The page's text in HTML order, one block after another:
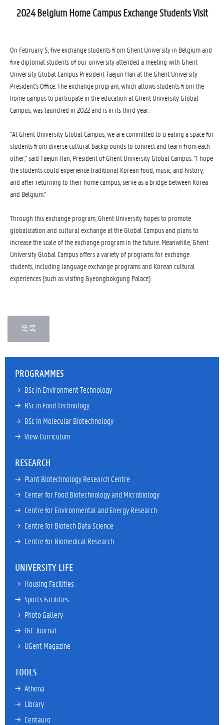
2024 Belgium Home Campus Exchange Students Visit
On February 5, five exchange students from Ghent University in Belgium and
five diplomat students of our university attended a meeting with Ghent
University Global Campus President Taejun Han at the Ghent University
President's Office. The exchange program, which allows students from the
home campus to participate in the education at Ghent University Global
Campus, was launched in 2022 and is in its third year.
"At Ghent University Global Campus, we are committed to creating a space for
students from diverse cultural backgrounds to connect and learn from each
other," said Taejun Han, President of Ghent University Global Campus. "I hope
the students could experience traditional Korean food, music, and history,
and after returning to their home campus, serve as a bridge between Korea
and Belgium."
Through this exchange program, Ghent University hopes to promote
globalization and cultural exchange at the Global Campus and plans to
increase the scale of the exchange program in the future. Meanwhile, Ghent
University Global Campus offers a variety of programs for exchange
students, including language exchange programs and Korean cultural
experiences (such as visiting Gyeongbokgung Palace).
PROGRAMMES
→ BSc in Environment Technology
→ BSc in Food Technology
→ BSc In Molecular Biotechnology
→ View Curriculum
RESEARCH
→ Plant Biotechnology Research Centre
→ Center for Food Biotechnology and Microbiology
→ Centre for Environmental and Energy Research
→ Centre for Biotech Data Science
→ Centre for Biomedical Research
UNIVERSITY LIFE
→ Housing Facilities
→ Sports Facilities
→ Photo Gallery
→ IGC Journal
→ UGent Magazine
TOOLS
→ Athena
→ Library
→ Centauro